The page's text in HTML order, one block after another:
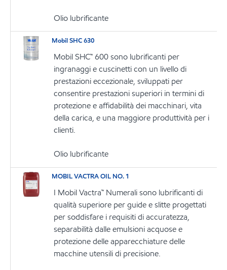
Olio lubrificante
Mobil SHC 630
Mobil SHC™ 600 sono lubrificanti per
ingranaggi e cuscinetti con un livello di
prestazioni eccezionale, sviluppati per
consentire prestazioni superiori in termini di
protezione e affidabilità dei macchinari, vita
della carica, e una maggiore produttività per i
clienti.
Olio lubrificante
MOBIL VACTRA OIL NO. 1
I Mobil Vactra™ Numerali sono lubrificanti di
qualità superiore per guide e slitte progettati
per soddisfare i requisiti di accuratezza,
separabilità dalle emulsioni acquose e
protezione delle apparecchiature delle
macchine utensili di precisione.